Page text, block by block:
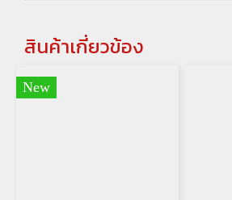
สินค้าเกี่ยวข้อง
New